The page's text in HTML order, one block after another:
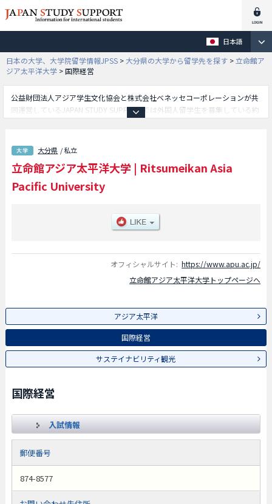
日本語
日本の大学、大学院留学情報JPSS >大分県の大学から留学先を探す > 立命館ア
ジア太平洋大学 >国際経営
公益財団法人アジア学生文化協会と株式会社ベネッセコーポレーションが共
同運営しているJAPAN STUDY SUPPORTでは外国人留学生を募集している約
ア太平洋学部や国際経営学部やサステイナビリティ観光学部等、学部別情報
や、募集定員や合格者数など入試情報、施設案内、アクセスなど外国人留学
生に必要な情報を掲載しているので是非ご利用ください。
大分県 / 私立
立命館アジア太平洋大学 | Ritsumeikan Asia
Pacific University
オフィシャルサイト: https://www.apu.ac.jp/
立命館アジア太平洋大学トップページへ
アジア太平洋
国際経営
サステイナビリティ観光
国際経営
入試情報
郵便番号
874-8577